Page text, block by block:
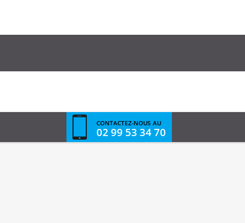
CONTACTEZ-NOUS AU
02 99 53 34 70